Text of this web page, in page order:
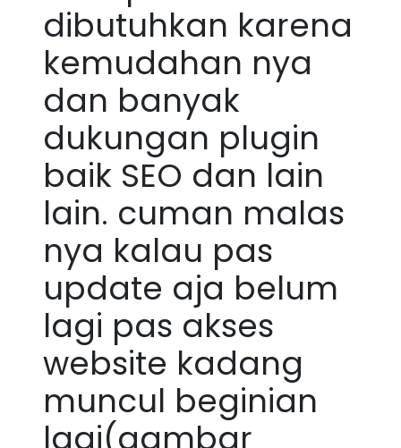
dibutuhkan karena
kemudahan nya
dan banyak
dukungan plugin
baik SEO dan lain
lain. cuman malas
nya kalau pas
update aja belum
lagi pas akses
website kadang
muncul beginian
lagi(gambar